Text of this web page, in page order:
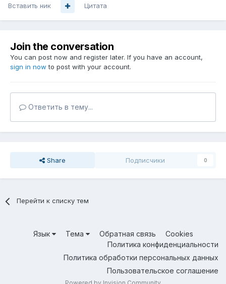
Вставить ник Цитата
Join the conversation
You can post now and register later. If you have an account,
sign in now to post with your account.
Ответить в тему...
Share Подписчики 0
Перейти к списку тем
Язык Тема Обратная связь
Cookies
Политика конфиденциальности
Политика обработки персональных данных
Пользовательское соглашение